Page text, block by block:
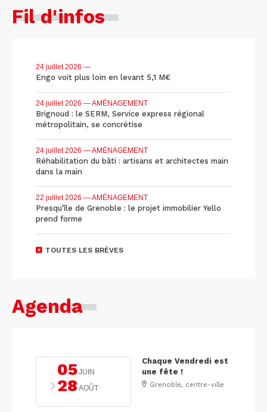
Fil d'infos
24 juillet 2026 —
Engo voit plus loin en levant 5,1 M€
24 juillet 2026 — AMÉNAGEMENT
Brignoud : le SERM, Service express régional
métropolitain, se concrétise
24 juillet 2026 — AMÉNAGEMENT
Réhabilitation du bâti : artisans et architectes main
dans la main
22 juillet 2026 — AMÉNAGEMENT
Presqu'île de Grenoble : le projet immobilier Yello
prend forme
TOUTES LES BRÈVES
Agenda
05JUIN
28 AOÛT
Chaque Vendredi est
une fête !
Grenoble, centre-ville